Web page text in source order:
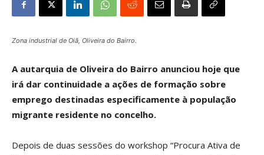
Zona industrial de Oiã, Oliveira do Bairro.
A autarquia de Oliveira do Bairro anunciou hoje que
irá dar continuidade a ações de formação sobre
emprego destinadas especificamente à população
migrante residente no concelho.
Depois de duas sessões do workshop “Procura Ativa de